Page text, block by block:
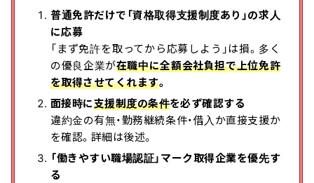
普通免許だけで「資格取得支援制度あり」の求人
に応募
「まず免許を取ってから応募しよう」は損。多く
の優良企業が在職中に全額会社負担で上位免許
を取得させてくれます。
面接時に支援制度の条件を必ず確認する
違約金の有無・勤務継続条件・借入か直接支援か
を確認。詳細は後述。
「働きやすい職場認証」マーク取得企業を優先す
る